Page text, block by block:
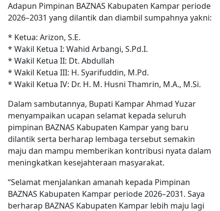
Adapun Pimpinan BAZNAS Kabupaten Kampar periode
2026–2031 yang dilantik dan diambil sumpahnya yakni:
* Ketua: Arizon, S.E.
* Wakil Ketua I: Wahid Arbangi, S.Pd.I.
* Wakil Ketua II: Dt. Abdullah
* Wakil Ketua III: H. Syarifuddin, M.Pd.
* Wakil Ketua IV: Dr. H. M. Husni Thamrin, M.A., M.Si.
Dalam sambutannya, Bupati Kampar Ahmad Yuzar
menyampaikan ucapan selamat kepada seluruh
pimpinan BAZNAS Kabupaten Kampar yang baru
dilantik serta berharap lembaga tersebut semakin
maju dan mampu memberikan kontribusi nyata dalam
meningkatkan kesejahteraan masyarakat.
“Selamat menjalankan amanah kepada Pimpinan
BAZNAS Kabupaten Kampar periode 2026–2031. Saya
berharap BAZNAS Kabupaten Kampar lebih maju lagi